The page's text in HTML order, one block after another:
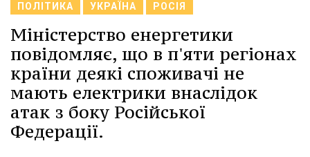
ПОЛІТИКА УКРАЇНА РОСІЯ
Міністерство енергетики
повідомляє, що в п'яти регіонах
країни деякі споживачі не
мають електрики внаслідок
атак з боку Російської
Федерації.